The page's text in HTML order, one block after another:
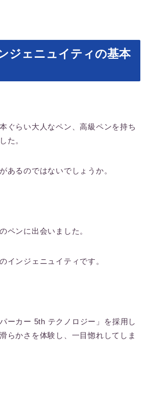
ジェニュイティの基本
ぐらい大人なペン、高級ペンを持ち
た。
あるのではないでしょうか。
ペンに出会いました。
インジェニュイティです。
ーカー 5th テクノロジー」を採用し
らかさを体験し、一目惚れしてしま